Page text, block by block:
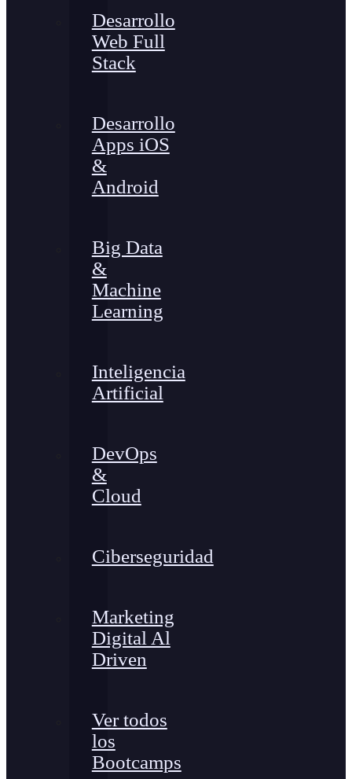
Desarrollo
Web Full
Stack
Desarrollo
Apps iOS
&
Android
Big Data
&
Machine
Learning
Inteligencia
Artificial
DevOps
&
Cloud
Ciberseguridad
Marketing
Digital Al
Driven
Ver todos
los
Bootcamps